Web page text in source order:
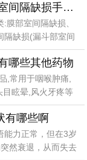
室间隔缺损手术后寿命 室间隔缺损手术是什么
膜部室间隔缺损、
隔缺损(漏斗部室间
哪些其他药物
,常用于咽喉肿痛,
目眩晕,风火牙疼等
有哪些啊
能力正常，但在3岁
然衰退，从而失去